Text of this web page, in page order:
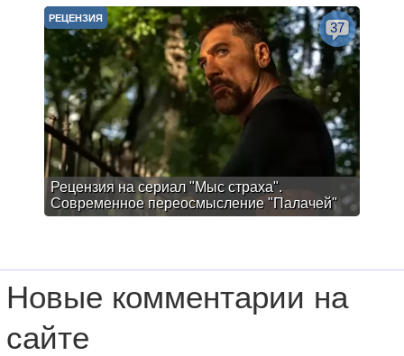
Рецензия на сериал "Мыс страха".
Современное переосмысление "Палачей"
РЕЦЕНЗИЯ
37
Новые комментарии на
сайте